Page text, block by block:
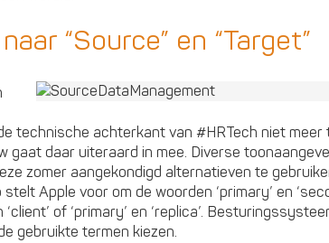
“Source” en “Target”
technische achterkant van #HRTech niet meer
gaat daar uiteraard in mee. Diverse
zomer aangekondigd alternatieven te
Apple voor om de woorden ‘primary’ en
‘client’ of ‘primary’ en ‘replica’.
gebruikte termen kiezen.